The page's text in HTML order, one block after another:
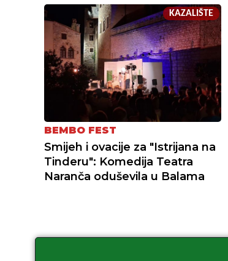
KAZALIŠTE
BEMBO FEST
Smijeh i ovacije za "Istrijana na
Tinderu": Komedija Teatra
Naranča oduševila u Balama